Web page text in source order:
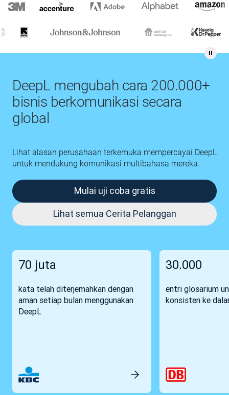
DeepL mengubah cara 200.000+
bisnis berkomunikasi secara
global
Lihat alasan perusahaan terkemuka mempercayai DeepL
untuk mendukung komunikasi multibahasa mereka.
Mulai uji coba gratis
Lihat semua Cerita Pelanggan
70 juta
kata telah diterjemahkan dengan
aman setiap bulan menggunakan
DeepL
30.000
entri glosarium
konsisten ke